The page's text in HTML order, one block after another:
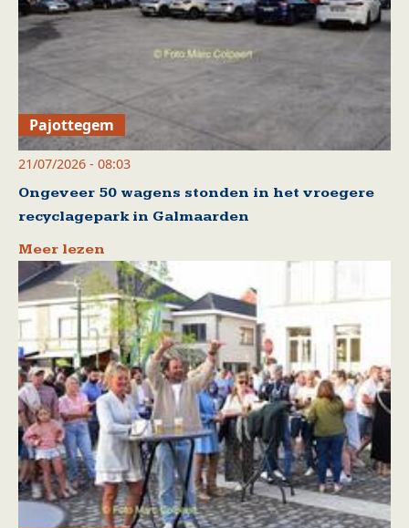
Pajottegem
21/07/2026 - 08:03
Ongeveer 50 wagens stonden in het vroegere
recyclagepark in Galmaarden
Meer lezen